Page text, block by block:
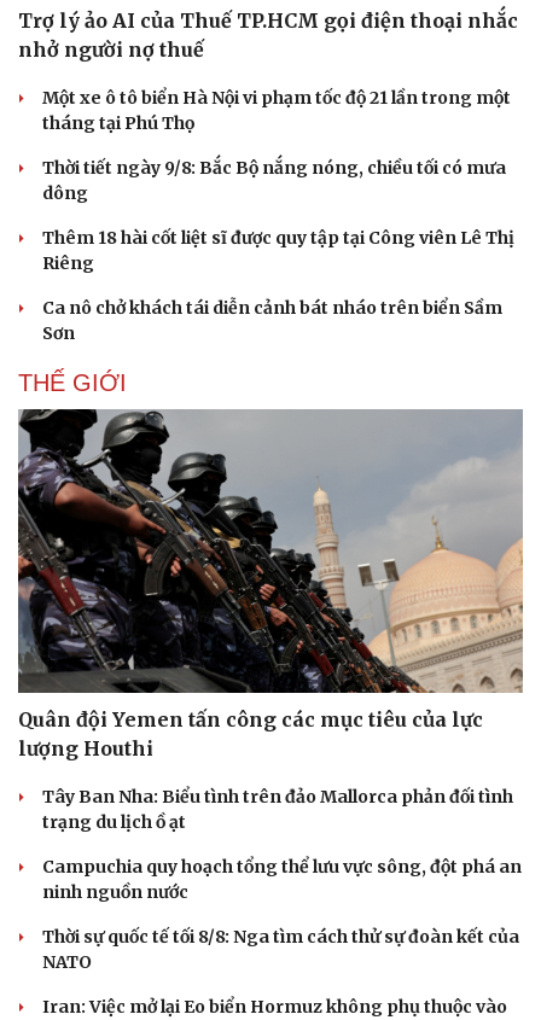
Du lịch
Tư vấn
Săn Tour
check-in
Câu chuyện thời sự
Kể chuyện cho bé
Hạt giống tâm hồn
Trợ lý ảo AI của Thuế TP.HCM gọi điện thoại nhắc
nhở người nợ thuế
Một xe ô tô biển Hà Nội vi phạm tốc độ 21 lần trong một
tháng tại Phú Thọ
Thời tiết ngày 9/8: Bắc Bộ nắng nóng, chiều tối có mưa
dông
Thêm 18 hài cốt liệt sĩ được quy tập tại Công viên Lê Thị
Riêng
Ca nô chở khách tái diễn cảnh bát nháo trên biển Sầm
Sơn
THẾ GIỚI
Quân đội Yemen tấn công các mục tiêu của lực
lượng Houthi
Tây Ban Nha: Biểu tình trên đảo Mallorca phản đối tình
trạng du lịch ồ ạt
Campuchia quy hoạch tổng thể lưu vực sông, đột phá an
ninh nguồn nước
Thời sự quốc tế tối 8/8: Nga tìm cách thử sự đoàn kết của
NATO
Iran: Việc mở lại Eo biển Hormuz không phụ thuộc vào